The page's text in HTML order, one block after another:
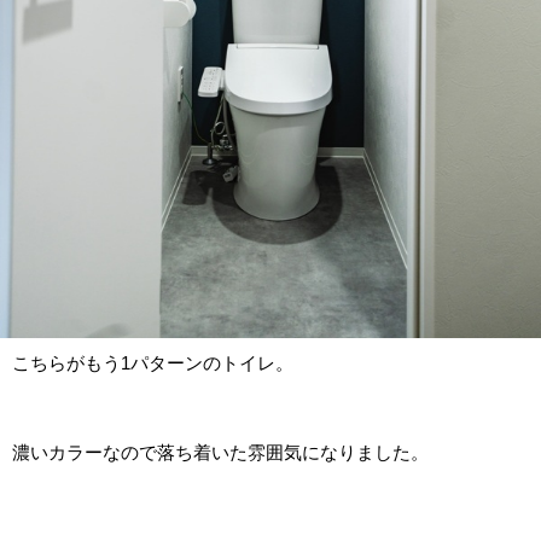
こちらがもう1パターンのトイレ。
濃いカラーなので落ち着いた雰囲気になりました。